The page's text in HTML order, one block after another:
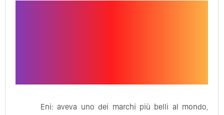
Eni: aveva uno dei marchi più belli al mondo,